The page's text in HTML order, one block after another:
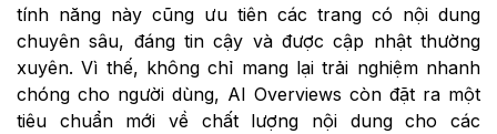
tính năng này cũng ưu tiên các trang có nội dung
chuyên sâu, đáng tin cậy và được cập nhật thường
xuyên. Vì thế, không chỉ mang lại trải nghiệm nhanh
chóng cho người dùng, AI Overviews còn đặt ra một
tiêu chuẩn mới về chất lượng nội dung cho các